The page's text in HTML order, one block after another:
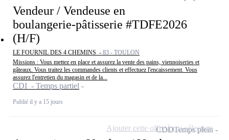
Vendeur / Vendeuse en
boulangerie-pâtisserie #TDFE2026
(H/F)
LE FOURNIL DES 4 CHEMINS - 83 - TOULON
Missions : Vous mettez en place et assurez la vente des pains, viennoiseries et
gâteaux. Vous traitez les commandes clients et effectuez l'encaissement. Vous
assurez l'entretien du magasin et de la...
CDI - Temps partiel
Publié il y a 15 jours
CDDTemps plein
Ajouter cette offre à ma sélection